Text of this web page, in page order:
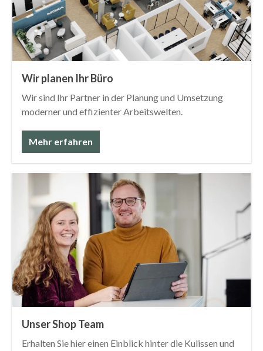
Wir planen Ihr Büro
Wir sind Ihr Partner in der Planung und Umsetzung
moderner und effizienter Arbeitswelten.
Mehr erfahren
Unser Shop Team
Erhalten Sie hier einen Einblick hinter die Kulissen und